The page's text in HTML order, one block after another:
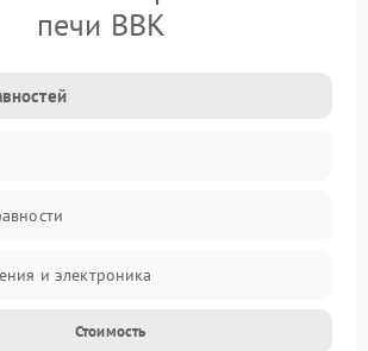
печи BBK
и электроника
Стоимость